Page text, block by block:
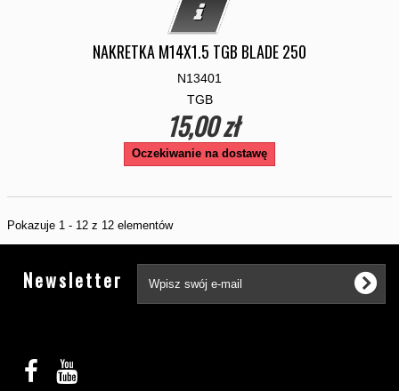
NAKRETKA M14X1.5 TGB BLADE 250
N13401
TGB
15,00 zł
Oczekiwanie na dostawę
Pokazuje 1 - 12 z 12 elementów
Newsletter